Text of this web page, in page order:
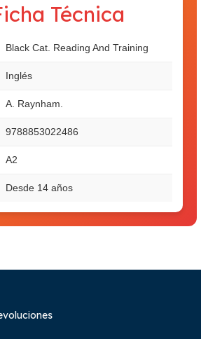
Técnica
Black Cat. Reading And Training
Inglés
A. Raynham.
9788853022486
A2
Desde 14 años